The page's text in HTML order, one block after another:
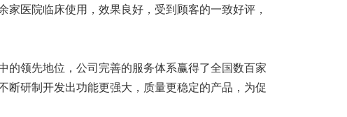
医院临床使用，效果良好，受到顾客的一致好评，
领先地位，公司完善的服务体系赢得了全国数百家
断研制开发出功能更强大，质量更稳定的产品，为促